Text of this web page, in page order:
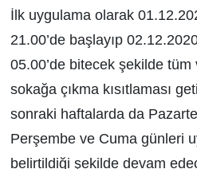
İlk uygulama olarak
21.00’de başlayıp
05.00’de bitecek şekilde tüm
sokağa çıkma kısıtlaması
sonraki haftalarda da
Perşembe ve Cuma günleri
belirtildiği şekilde devam